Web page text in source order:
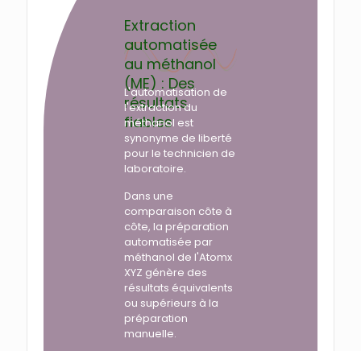
Extraction
automatisée
au méthanol
(ME) : Des
résultats
fiables
L'automatisation de
l'extraction du
méthanol est
synonyme de liberté
pour le technicien de
laboratoire.
Dans une
comparaison côte à
côte, la préparation
automatisée par
méthanol de l'Atomx
XYZ génère des
résultats équivalents
ou supérieurs à la
préparation
manuelle.